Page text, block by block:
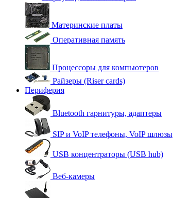
Материнские платы
Оперативная память
Процессоры для компьютеров
Райзеры (Riser cards)
Периферия
Bluetooth гарнитуры, адаптеры
SIP и VoIP телефоны, VoIP шлюзы
USB концентраторы (USB hub)
Веб-камеры